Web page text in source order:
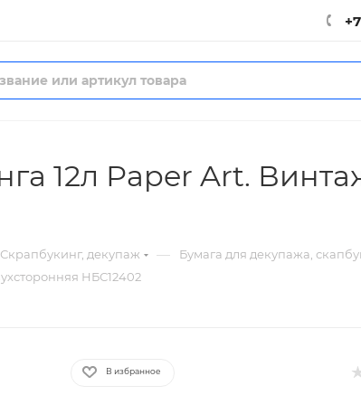
12л Раper Art.
Скрапбукинг, декупаж — Бумага для декупажа,
НБС12402
В избранное